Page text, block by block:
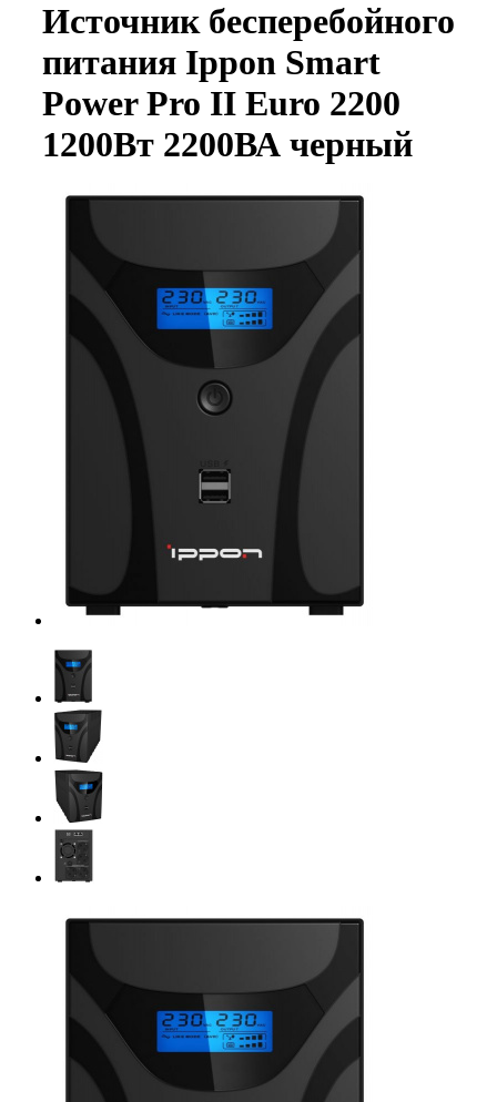
Источник бесперебойного
питания Ippon Smart
Power Pro II Euro 2200
1200Вт 2200ВА черный